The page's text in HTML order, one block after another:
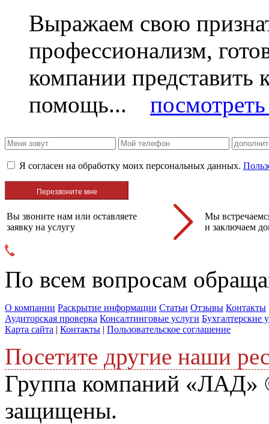
Выражаем свою
профессионализм,
компании
помощь...
Я согласен на обработку моих персональных данных.
Вы звоните нам или оставляете
заявку на услугу
Мы
и заключаем
По всем вопросам
О компании Раскрытие информации Статьи Отзывы Контакты
Аудиторская проверка Консалтинговые услуги Бухгалтерские
Карта сайта | Контакты | Пользовательское соглашение
Посетите другие наши
Группа компаний «ЛАД»
защищены.